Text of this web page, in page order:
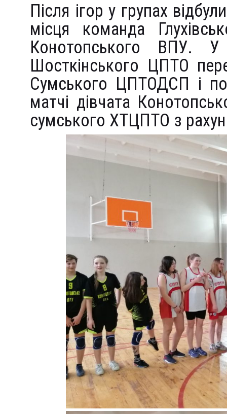
Після ігор у групах
місця команда
Конотопського ВПУ. У
Шосткінського ЦПТО
Сумського ЦПТОДСП і
матчі дівчата
сумського ХТЦПТО з